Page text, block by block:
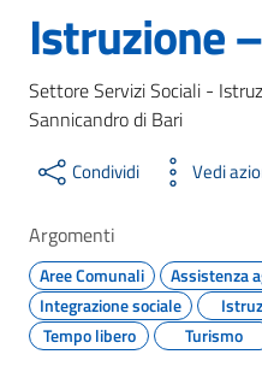
Istruzione
Settore Servizi Sociali -
Sannicandro di Bari
Condividi Vedi
Argomenti
Aree Comunali Assistenza
Integrazione sociale
Tempo libero
Turismo